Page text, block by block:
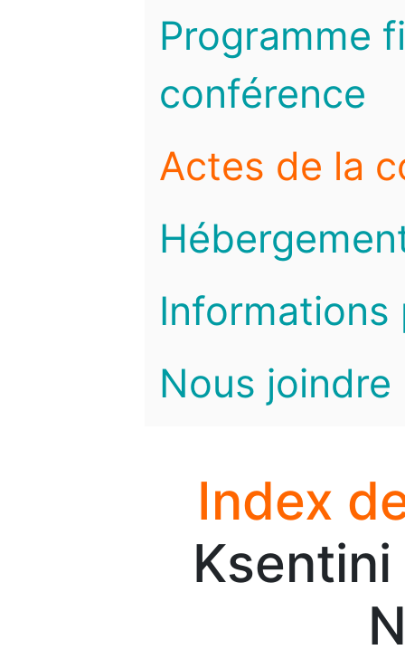
Programme
conférence
Actes de la
Informations
Nous joindre
Index